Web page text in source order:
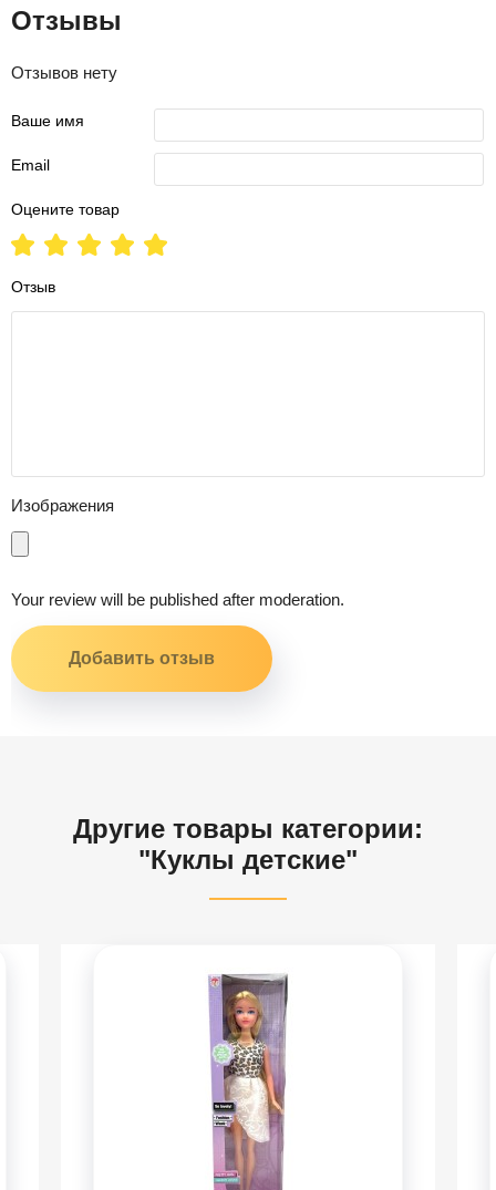
Отзывы
Отзывов нету
Ваше имя
Email
Оцените товар
Отзыв
Изображения
Your review will be published after moderation.
Другие товары категории:
"Куклы детские"